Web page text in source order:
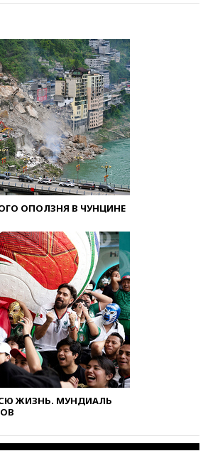
ОПОЛЗНЯ В ЧУНЦИНЕ
ЖИЗНЬ. МУНДИАЛЬ